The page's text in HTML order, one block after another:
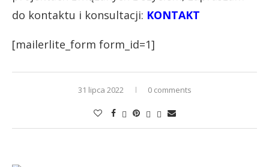
do kontaktu i konsultacji: KONTAKT
[mailerlite_form form_id=1]
31 lipca 2022 0 comments